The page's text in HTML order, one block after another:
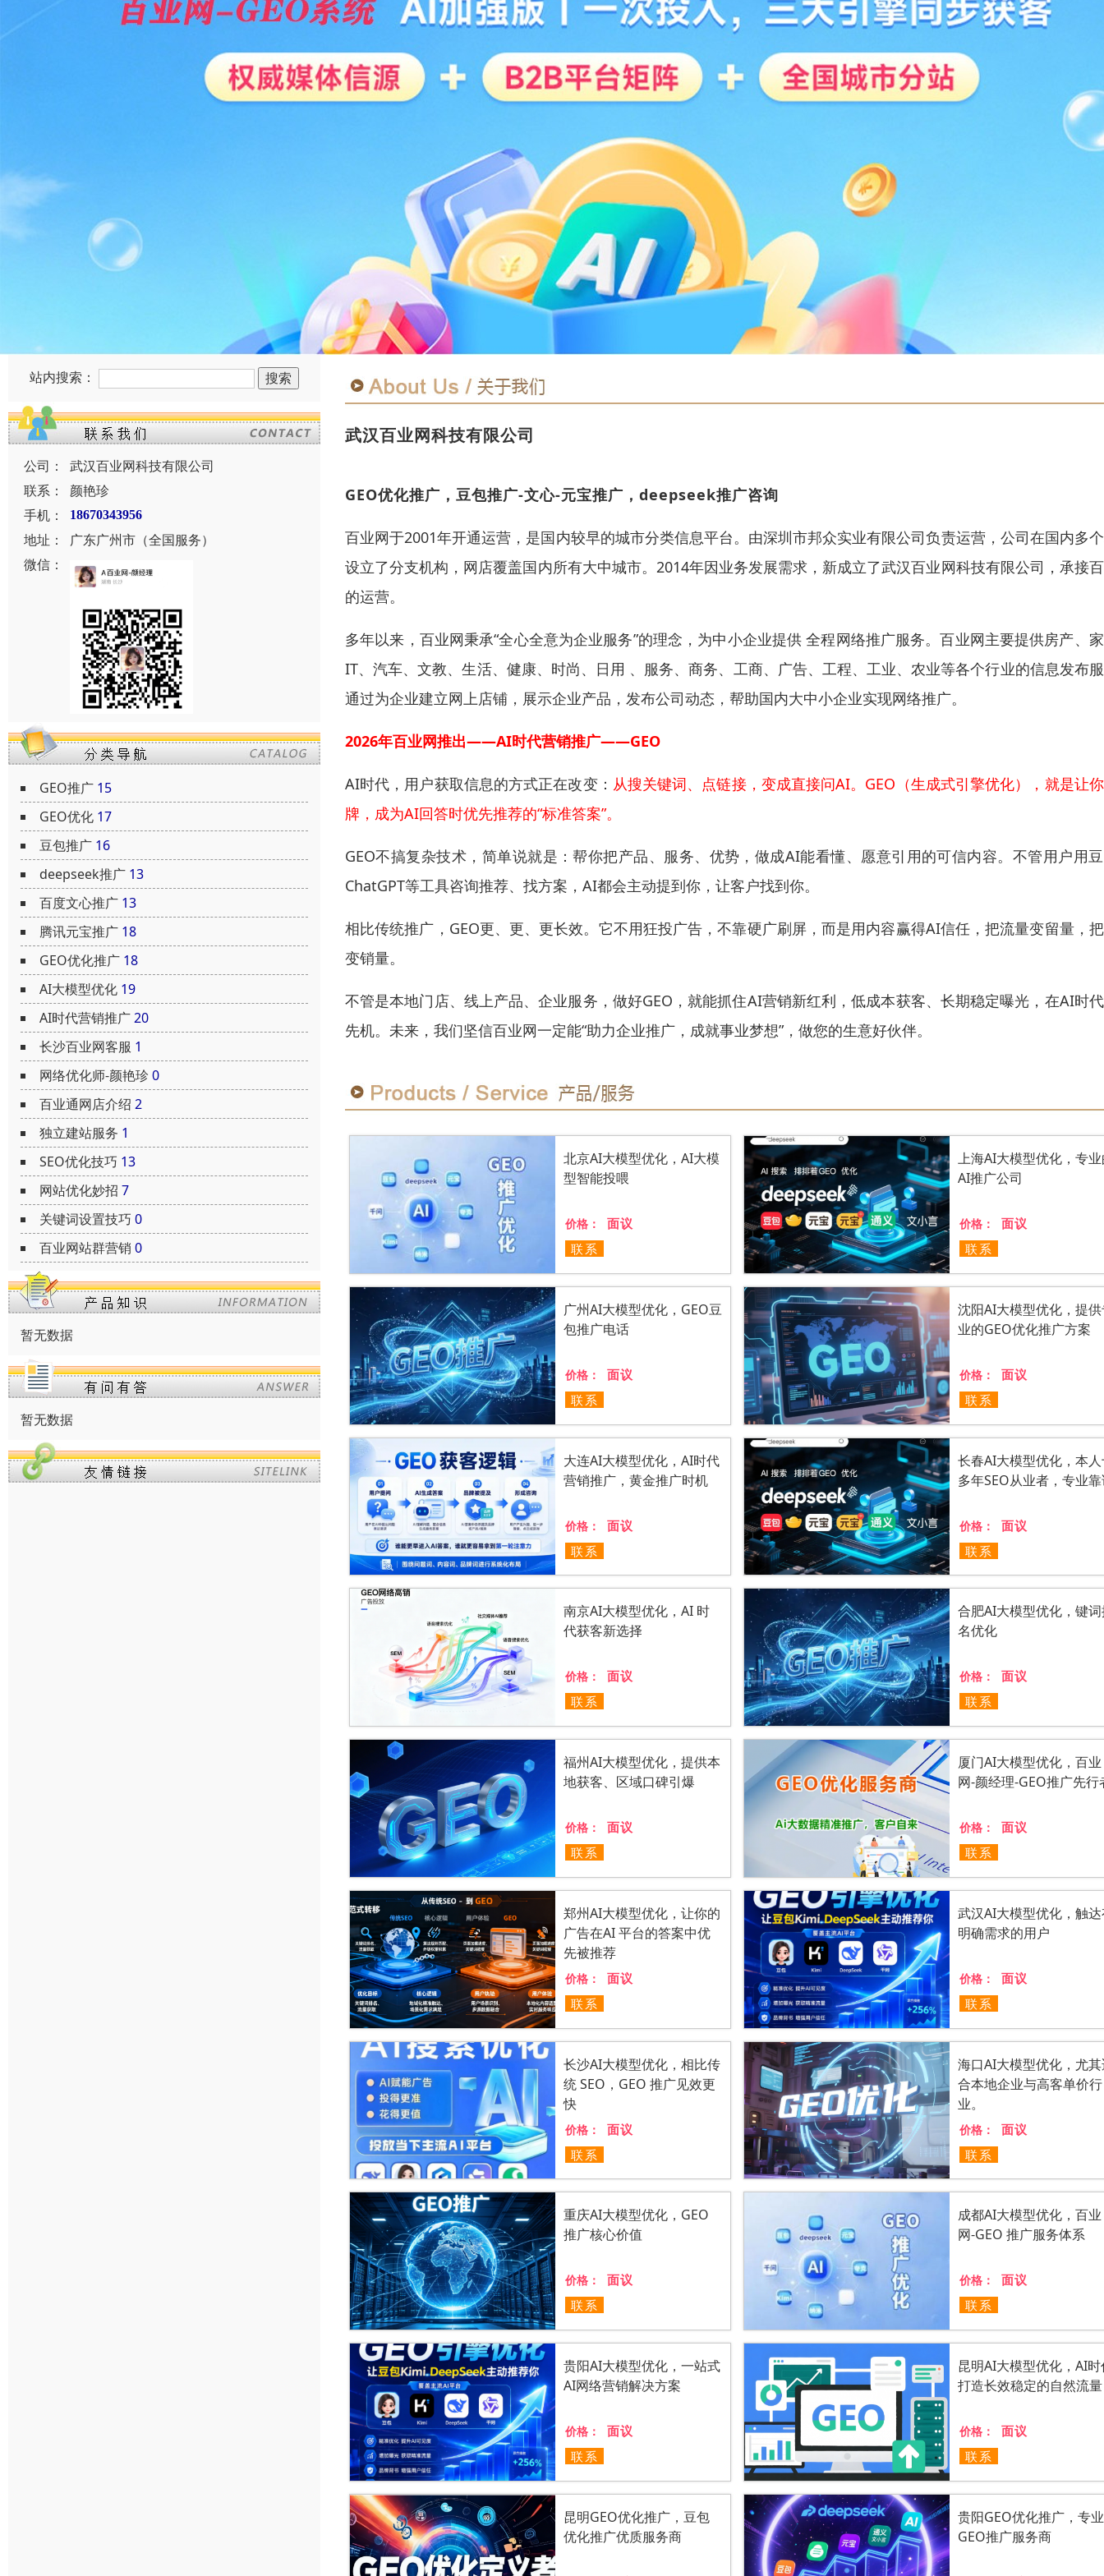
站内搜索：
公司：
武汉百业网科技有限公司
联系：
颜艳珍
手机：
18670343956
地址：
广东广州市（全国服务）
微信：
GEO推广 15
GEO优化 17
豆包推广 16
deepseek推广 13
百度文心推广 13
腾讯元宝推广 18
GEO优化推广 18
AI大模型优化 19
AI时代营销推广20
长沙百业网客服 1
网络优化师-颜艳珍 0
百业通网店介绍 2
独立建站服务 1
SEO优化技巧 13
网站优化妙招 7
关键词设置技巧 0
百业网站群营销 0
暂无数据
暂无数据
武汉百业网科技有限公司
GEO优化推广，豆包推广-文心-元宝推广，deepseek推广咨询
百业网于2001年开通运营，是国内较早的城市分类信息平台。由深圳市邦众实业有限公司负责运营，公司在国内多
设立了分支机构，网店覆盖国内所有大中城市。2014年因业务发展需求，新成立了武汉百业网科技有限公司，承接
的运营。
多年以来，百业网秉承“全心全意为企业服务”的理念，为中小企业提供 全程网络推广服务。百业网主要提供房产、
IT、汽车、文教、生活、健康、时尚、日用 、服务、商务、工商、广告、工程、工业、农业等各个行业的信息发布
通过为企业建立网上店铺，展示企业产品，发布公司动态，帮助国内大中小企业实现网络推广。
2026年百业网推出——AI时代营销推广——GEO
AI时代，用户获取信息的方式正在改变： 从搜关键词、点链接，变成直接问AI。GEO（生成式引擎优化），就是让
牌，成为AI回答时优先推荐的“标准答案”。
GEO不搞复杂技术，简单说就是：帮你把产品、服务、优势，做成AI能看懂、愿意引用的可信内容。不管用户用
ChatGPT等工具咨询推荐、找方案，AI都会主动提到你，让客户找到你。
相比传统推广，GEO更、更、更长效。它不用狂投广告，不靠硬广刷屏，而是用内容赢得AI信任，把流量变留量，
变销量。
不管是本地门店、线上产品、企业服务，做好GEO，就能抓住AI营销新红利，低成本获客、长期稳定曝光，在AI时
先机。未来，我们坚信百业网一定能“助力企业推广，成就事业梦想”，做您的生意好伙伴。
北京AI大模型优化，AI大模
型智能投喂
价格：
面议
联系
上海AI大模型优化，专
AI推广公司
价格：
面议
联系
广州AI大模型优化，GEO豆
包推广电话
价格：
面议
联系
沈阳AI大模型优化，提
业的GEO优化推广方案
价格：
面议
联系
大连AI大模型优化，AI时代
营销推广，黄金推广时机
价格：
面议
联系
长春AI大模型优化，本
多年SEO从业者，专业
价格：
面议
联系
南京AI大模型优化，AI 时
代获客新选择
价格：
面议
联系
合肥AI大模型优化，键
名优化
价格：
面议
联系
福州AI大模型优化，提供本
地获客、区域口碑引爆
价格：
面议
联系
厦门AI大模型优化，百业
网-颜经理-GEO推广先行
价格：
面议
联系
郑州AI大模型优化，让你的
广告在AI 平台的答案中优
先被推荐
价格：
面议
联系
武汉AI大模型优化，触
明确需求的用户
价格：
面议
联系
长沙AI大模型优化，相比传
统 SEO，GEO 推广见效更
快
价格：
面议
联系
海口AI大模型优化，尤
合本地企业与高客单价行
业。
价格：
面议
联系
重庆AI大模型优化，GEO
推广核心价值
价格：
面议
联系
成都AI大模型优化，百业
网-GEO 推广服务体系
价格：
面议
联系
贵阳AI大模型优化，一站式
AI网络营销解决方案
价格：
面议
联系
昆明AI大模型优化，AI
打造长效稳定的自然流量
价格：
面议
联系
昆明GEO优化推广，豆包
优化推广优质服务商
贵阳GEO优化推广，专业
GEO推广服务商